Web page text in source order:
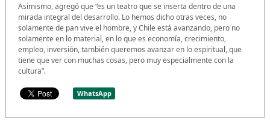
Asimismo, agregó que “es un teatro que se inserta dentro de una
mirada integral del desarrollo. Lo hemos dicho otras veces, no
solamente de pan vive el hombre, y Chile está avanzando, pero no
solamente en lo material, en lo que es economía, crecimiento,
empleo, inversión, también queremos avanzar en lo espiritual, que
tiene que ver con muchas cosas, pero muy especialmente con la
cultura”.
WhatsApp